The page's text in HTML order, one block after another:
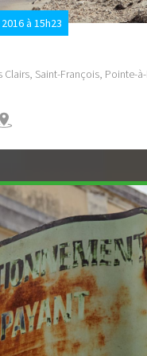
à 15h23
Clairs, Saint-François, Pointe-